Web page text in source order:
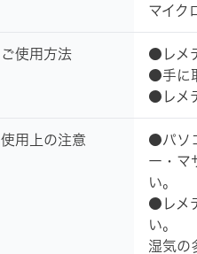
マイク
ご使用方法
●レメ
●手に
●レメ
使用上の注意
●パソ
ー・マ
い。
●レメ
い。
湿気の